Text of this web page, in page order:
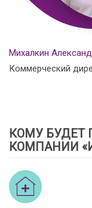
Михалкин
Коммерческий
КОМУ БУДЕТ
КОМПАНИИ